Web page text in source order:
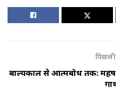
पिछली
बाल्यकाल से आत्मबोध तक: